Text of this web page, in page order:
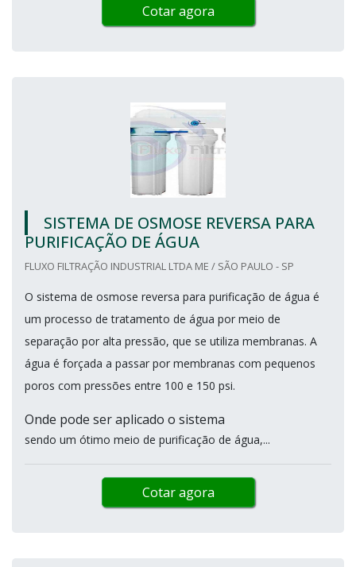
Cotar agora
SISTEMA DE OSMOSE REVERSA PARA
PURIFICAÇÃO DE ÁGUA
FLUXO FILTRAÇÃO INDUSTRIAL LTDA ME / SÃO PAULO - SP
O sistema de osmose reversa para purificação de água é
um processo de tratamento de água por meio de
separação por alta pressão, que se utiliza membranas. A
água é forçada a passar por membranas com pequenos
poros com pressões entre 100 e 150 psi.
Onde pode ser aplicado o sistema
sendo um ótimo meio de purificação de água,...
Cotar agora